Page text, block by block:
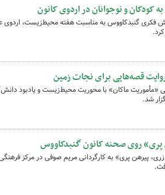
و نوجوانان در اردوی کانون
کانون پرورش فکری گنبدکاووس به مناسبت هفته محیط‌زیست،
قصه‌هایی برای نجات زمین
«مأموریت ماکان» با محوریت محیط‌زیست و یادبود
شد.
روی صحنه کانون گنبدکاووس